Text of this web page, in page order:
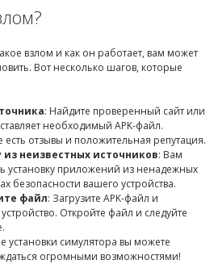
взлом и как он работает, вам может
Вот несколько шагов, которые
: Найдите проверенный сайт или
необходимый APK-файл.
есть отзывы и положительная репутация.
неизвестных источников: Вам
установку приложений из ненадежных
безопасности вашего устройства.
файл: Загрузите APK-файл и
Откройте файл и следуйте
установки симулятора вы можете
огромными возможностями!